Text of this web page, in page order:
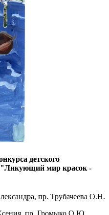
детского
"Ликующий мир красок -
пр. Трубачеева О.Н.
пр. Громыко О.Ю.